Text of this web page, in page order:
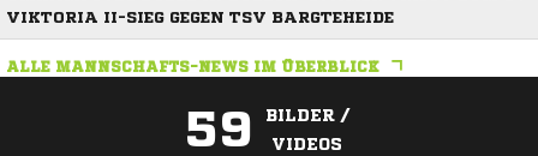
VIKTORIA II-SIEG GEGEN TSV BARGTEHEIDE
ALLE MANNSCHAFTS-NEWS IM ÜBERBLICK
59
BILDER /
VIDEOS